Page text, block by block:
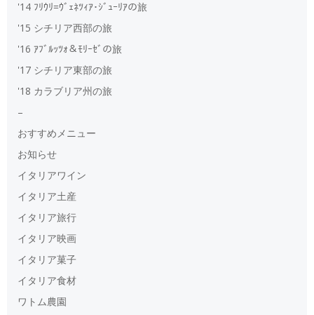
'14 ﾌﾘｳﾘ=ｳﾞｪﾈﾂｨｱ･ｼﾞｭｰﾘｱの旅
'15 シチリア西部の旅
'16 ｱﾌﾞﾙｯﾂｫ＆ﾓﾘｰｾﾞの旅
'17 シチリア東部の旅
'18 カラブリア州の旅
–
おすすめメニュー
お知らせ
イタリアワイン
イタリア土産
イタリア旅行
イタリア映画
イタリア菓子
イタリア食材
ワトム農園